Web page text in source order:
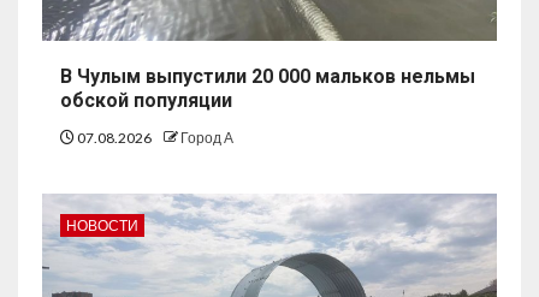
В Чулым выпустили 20 000 мальков нельмы
обской популяции
07.08.2026 Город А
НОВОСТИ